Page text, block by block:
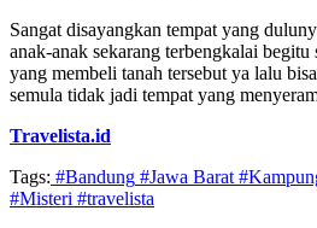
Sangat disayangkan tempat yang
anak-anak sekarang terbengkalai begitu
yang membeli tanah tersebut ya lalu
semula tidak jadi tempat yang
Travelista.id
Tags: #Bandung #Jawa Barat
#Misteri #travelista